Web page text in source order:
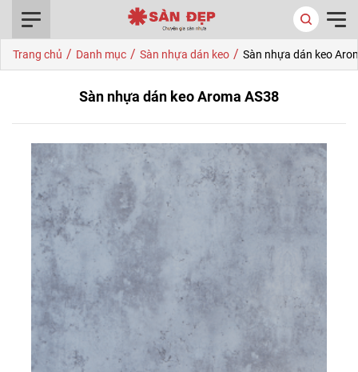
Trang chủ / Danh mục / Sàn nhựa dán keo / Sàn nhựa dán keo
Sàn nhựa dán keo Aroma AS38